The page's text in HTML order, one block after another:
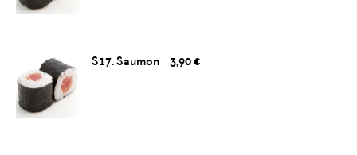
S17. Saumon 3,90 €